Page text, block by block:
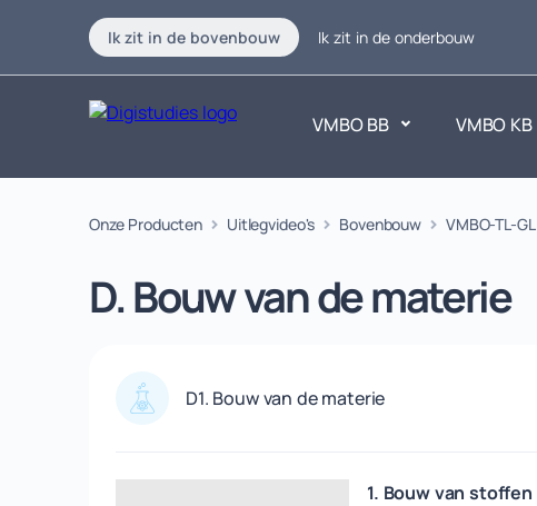
Ik zit in de bovenbouw Ik zit in de onderbouw
VMBO BB VMBO KB
Exacte vakken Taalvakken
Onze Producten Uitlegvideo's Bovenbouw VMBO-TL-GL
D. Bouw van de materie
D1. Bouw van de materie
1. Bouw van stoffen